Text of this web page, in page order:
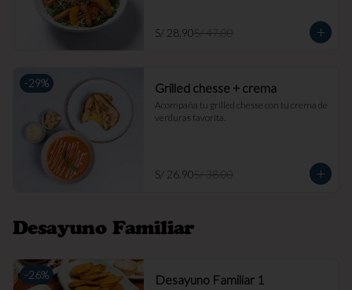
S/ 28.90S/ 47.00
-29% Grilled chesse + crema
Acompaña tu grilled chesse con tu crema de
verduras favorita.
S/ 26.90S/ 38.00
Desayuno Familiar
-26% Desayuno Familiar 1